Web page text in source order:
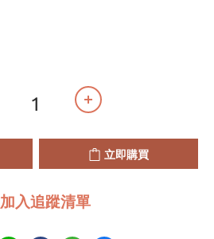
立即購買
加入追蹤清單